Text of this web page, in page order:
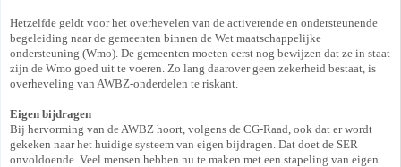
Hetzelfde geldt voor het overhevelen van de activerende en ondersteunende
begeleiding naar de gemeenten binnen de Wet maatschappelijke
ondersteuning (Wmo). De gemeenten moeten eerst nog bewijzen dat ze in staat
zijn de Wmo goed uit te voeren. Zo lang daarover geen zekerheid bestaat, is
overheveling van AWBZ-onderdelen te riskant.
Eigen bijdragen
Bij hervorming van de AWBZ hoort, volgens de CG-Raad, ook dat er wordt
gekeken naar het huidige systeem van eigen bijdragen. Dat doet de SER
onvoldoende. Veel mensen hebben nu te maken met een stapeling van eigen